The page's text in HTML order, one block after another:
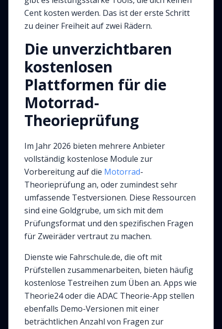
Cent kosten werden. Das ist der erste Schritt
zu deiner Freiheit auf zwei Rädern.
Die unverzichtbaren
kostenlosen
Plattformen für die
Motorrad-
Theorieprüfung
Im Jahr 2026 bieten mehrere Anbieter
vollständig kostenlose Module zur
Vorbereitung auf die Motorrad-
Theorieprüfung an, oder zumindest sehr
umfassende Testversionen. Diese Ressourcen
sind eine Goldgrube, um sich mit dem
Prüfungsformat und den spezifischen Fragen
für Zweiräder vertraut zu machen.
Dienste wie Fahrschule.de, die oft mit
Prüfstellen zusammenarbeiten, bieten häufig
kostenlose Testreihen zum Üben an. Apps wie
Theorie24 oder die ADAC Theorie-App stellen
ebenfalls Demo-Versionen mit einer
beträchtlichen Anzahl von Fragen zur